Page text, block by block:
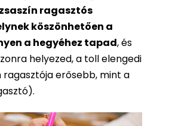
ragasztós
köszönhetően a
a hegyéhez tapad, és
helyezed, a toll elengedi
ragasztója erősebb, mint a